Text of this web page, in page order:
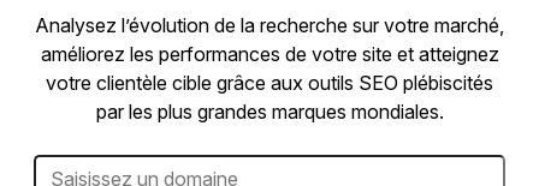
Analysez l’évolution de la recherche sur votre marché,
améliorez les performances de votre site et atteignez
votre clientèle cible grâce aux outils SEO plébiscités
par les plus grandes marques mondiales.